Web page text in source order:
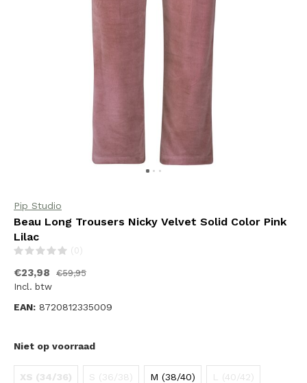
Pip Studio
Beau Long Trousers Nicky Velvet Solid Color Pink
Lilac
(0)
€23,98
€59,95
Incl. btw
EAN: 8720812335009
Niet op voorraad
XS (34/36) S (36/38) M (38/40) L (40/42)